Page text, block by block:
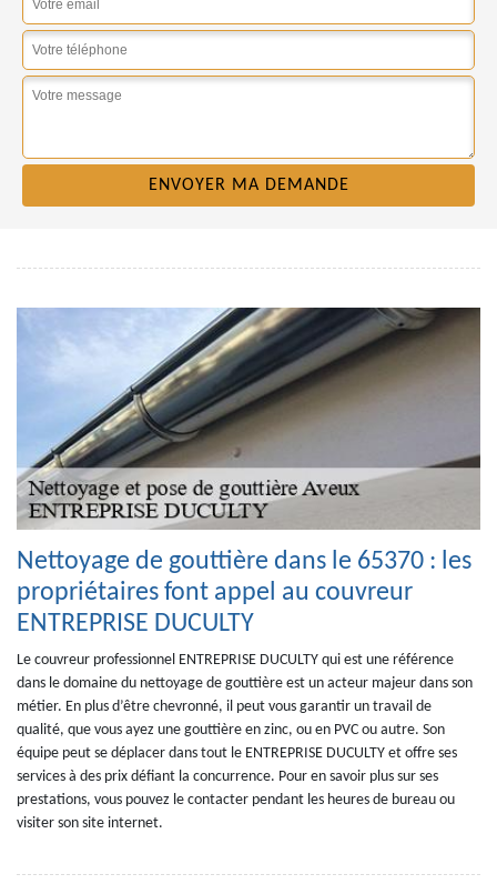
Nettoyage de gouttière dans le 65370 : les
propriétaires font appel au couvreur
ENTREPRISE DUCULTY
Le couvreur professionnel ENTREPRISE DUCULTY qui est une référence
dans le domaine du nettoyage de gouttière est un acteur majeur dans son
métier. En plus d’être chevronné, il peut vous garantir un travail de
qualité, que vous ayez une gouttière en zinc, ou en PVC ou autre. Son
équipe peut se déplacer dans tout le ENTREPRISE DUCULTY et offre ses
services à des prix défiant la concurrence. Pour en savoir plus sur ses
prestations, vous pouvez le contacter pendant les heures de bureau ou
visiter son site internet.